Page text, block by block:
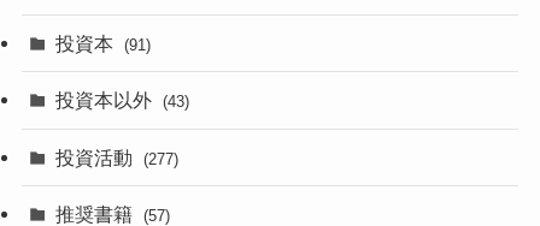
投資本 (91)
投資本以外 (43)
投資活動 (277)
推奨書籍 (57)